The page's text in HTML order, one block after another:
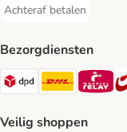
Achteraf betalen
Achteraf betalen
Bezorgdiensten
Dpd Shipping
DHL
Veilig shoppen